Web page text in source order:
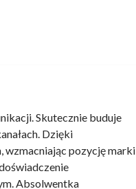
Skutecznie buduje
Dzięki
wzmacniając pozycję marki
Absolwentka